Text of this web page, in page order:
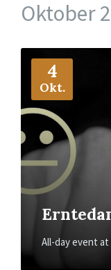
Oktober
4
Okt.
All-day event at
More